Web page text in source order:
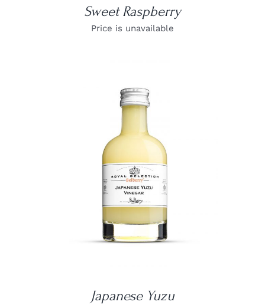
Sweet Raspberry
Price is unavailable
DETAILS
Japanese Yuzu